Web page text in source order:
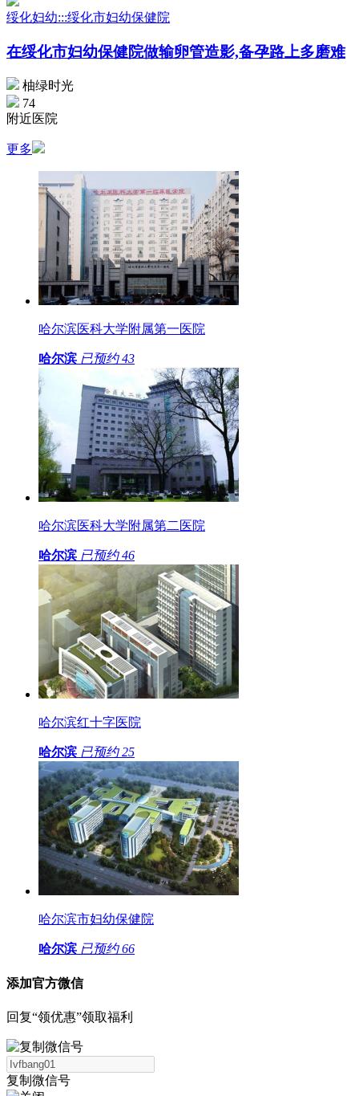
绥化妇幼:::绥化市妇幼保健院
在绥化市妇幼保健院做输卵管造影,备孕路上多磨难
柚绿时光
74
附近医院
更多
哈尔滨医科大学附属第一医院
哈尔滨 已预约 43
哈尔滨医科大学附属第二医院
哈尔滨 已预约 46
哈尔滨红十字医院
哈尔滨 已预约 25
哈尔滨市妇幼保健院
哈尔滨 已预约 66
添加官方微信
回复“领优惠”领取福利
复制微信号